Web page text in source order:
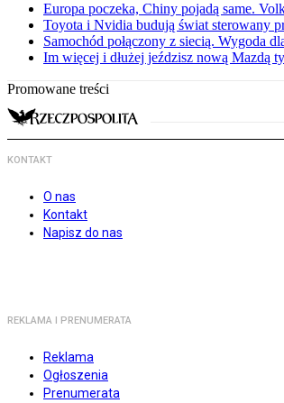
Europa poczeka, Chiny pojadą same.
Toyota i Nvidia budują świat sterowany
Samochód połączony z siecią. Wygoda
Im więcej i dłużej jeździsz nową Mazdą
Promowane treści
KONTAKT
O nas
Kontakt
Napisz do nas
REKLAMA I PRENUMERATA
Reklama
Ogłoszenia
Prenumerata